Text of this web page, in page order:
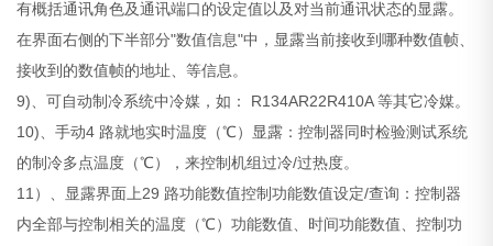
有概括通讯角色及通讯端口的设定值以及对当前通讯状态的显露。
在界面右侧的下半部分"数值信息"中，显露当前接收到哪种数值帧、
接收到的数值帧的地址、等信息。
9)、可自动制冷系统中冷媒，如： R134AR22R410A 等其它冷媒。
10)、手动4 路就地实时温度（℃）显露：控制器同时检验测试系统
的制冷多点温度（℃），来控制机组过冷/过热度。
11）、显露界面上29 路功能数值控制功能数值设定/查询：控制器
内全部与控制相关的温度（℃）功能数值、时间功能数值、控制功